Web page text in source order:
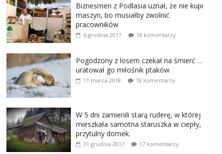
Biznesmen z Podlasia uznał, że nie kupi
maszyn, bo musiałby zwolnić
pracowników
6 grudnia 2017 18 komentarzy
Pogodzony z losem czekał na śmierć …
uratował go miłośnik ptaków
11 marca 2018 18 komentarzy
W 5 dni zamienili starą ruderę, w której
mieszkała samotna staruszka w ciepły,
przytulny domek.
31 grudnia 2017 17 komentarzy